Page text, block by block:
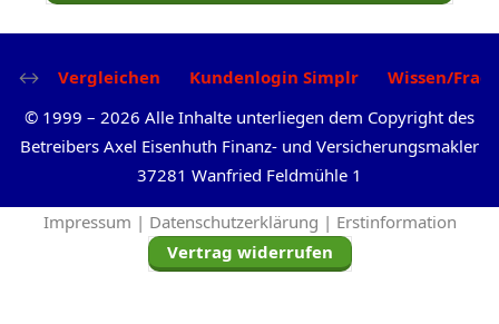
Vergleichen Kundenlogin Simplr
Wissen/
© 1999 – 2026 Alle Inhalte unterliegen dem Copyright des
Betreibers Axel Eisenhuth Finanz- und Versicherungsmakler
37281 Wanfried Feldmühle 1
Impressum | Datenschutzerklärung | Erstinformation
Vertrag widerrufen